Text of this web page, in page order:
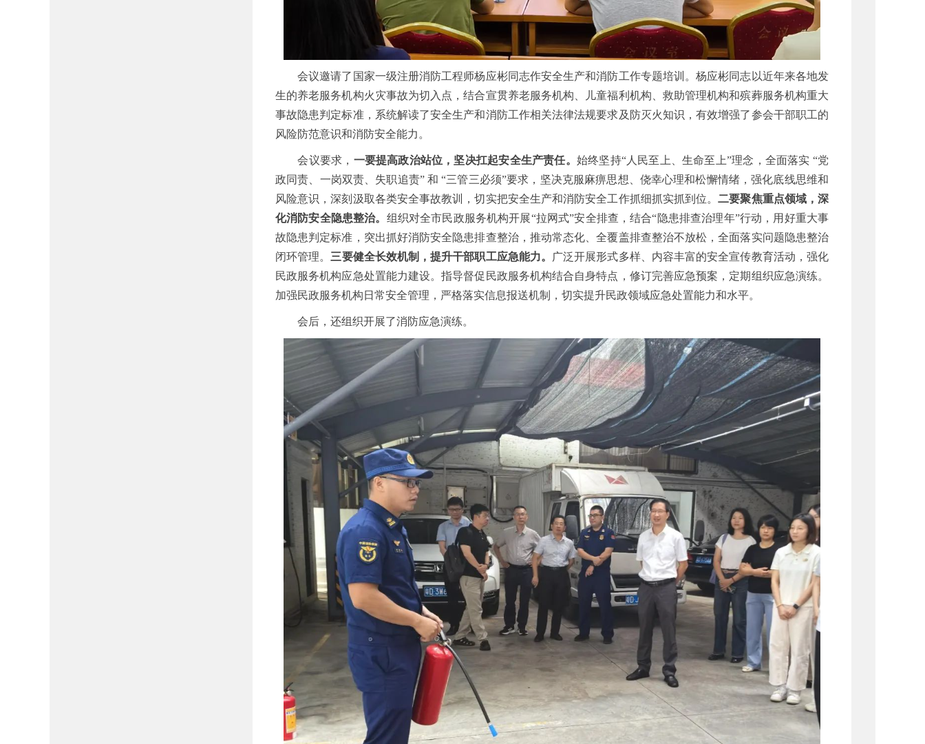
会议邀请了国家一级注册消防工程师杨应彬同志作安全生产和消防工作专题培训。杨应彬同志以近年来各地发
生的养老服务机构火灾事故为切入点，结合宣贯养老服务机构、儿童福利机构、救助管理机构和殡葬服务机构重大
事故隐患判定标准，系统解读了安全生产和消防工作相关法律法规要求及防灭火知识，有效增强了参会干部职工的
风险防范意识和消防安全能力。
会议要求， 一要提高政治站位，坚决扛起安全生产责任。 始终坚持“人民至上、生命至上”理念，全面落实 “党
政同责、一岗双责、失职追责” 和 “三管三必须”要求，坚决克服麻痹思想、侥幸心理和松懈情绪，强化底线思维和
风险意识，深刻汲取各类安全事故教训，切实把安全生产和消防安全工作抓细抓实抓到位。二要聚焦重点领域，深
化消防安全隐患整治。 组织对全市民政服务机构开展“拉网式”安全排查，结合“隐患排查治理年”行动，用好重大事
故隐患判定标准，突出抓好消防安全隐患排查整治，推动常态化、全覆盖排查整治不放松，全面落实问题隐患整治
闭环管理。 三要健全长效机制，提升干部职工应急能力。
广泛开展形式多样、内容丰富的安全宣传教育活动，强化
民政服务机构应急处置能力建设。指导督促民政服务机构结合自身特点，修订完善应急预案，定期组织应急演练。
加强民政服务机构日常安全管理，严格落实信息报送机制，切实提升民政领域应急处置能力和水平。
会后，还组织开展了消防应急演练。